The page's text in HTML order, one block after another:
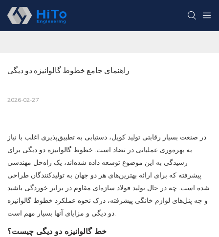
راهنمای جامع خطوط گالوانیزه دو دیگی
2026-02-27
در صنعت بسیار رقابتی تولید کویل، دستیابی به تطبیق‌پذیری اغلب با نیاز
به بهره‌وری عملیاتی در تضاد است. خطوط گالوانیزه دو دیگی برای
رسیدگی به این موضوع توسعه داده شده‌اند، یک راه‌حل مهندسی
پیشرفته که برای ارائه بهترین‌های هر دو جهان به تولیدکنندگان طراحی
شده است. چه در حال تولید فولاد سازه‌ای مقاوم در برابر خوردگی باشید
و چه پنل‌های لوازم خانگی پیشرفته، درک نحوه عملکرد خطوط گالوانیزه
دو دیگی و مزایای آنها بسیار مهم است.
خط گالوانیزه دو دیگی چیست؟